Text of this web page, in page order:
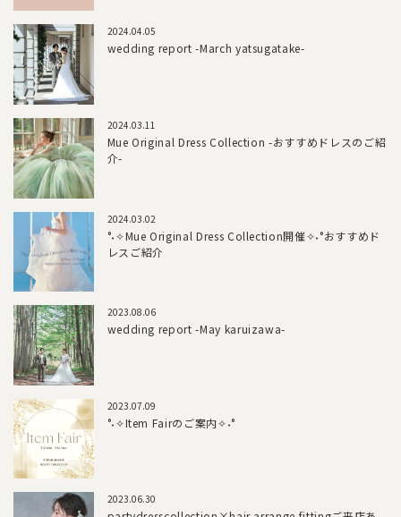
2024.04.05
wedding report -March yatsugatake-
2024.03.11
Mue Original Dress Collection -おすすめドレスのご紹
介-
2024.03.02
°˖✧Mue Original Dress Collection開催✧˖°おすすめド
レスご紹介
2023.08.06
wedding report -May karuizawa-
2023.07.09
°˖✧Item Fairのご案内✧˖°
2023.06.30